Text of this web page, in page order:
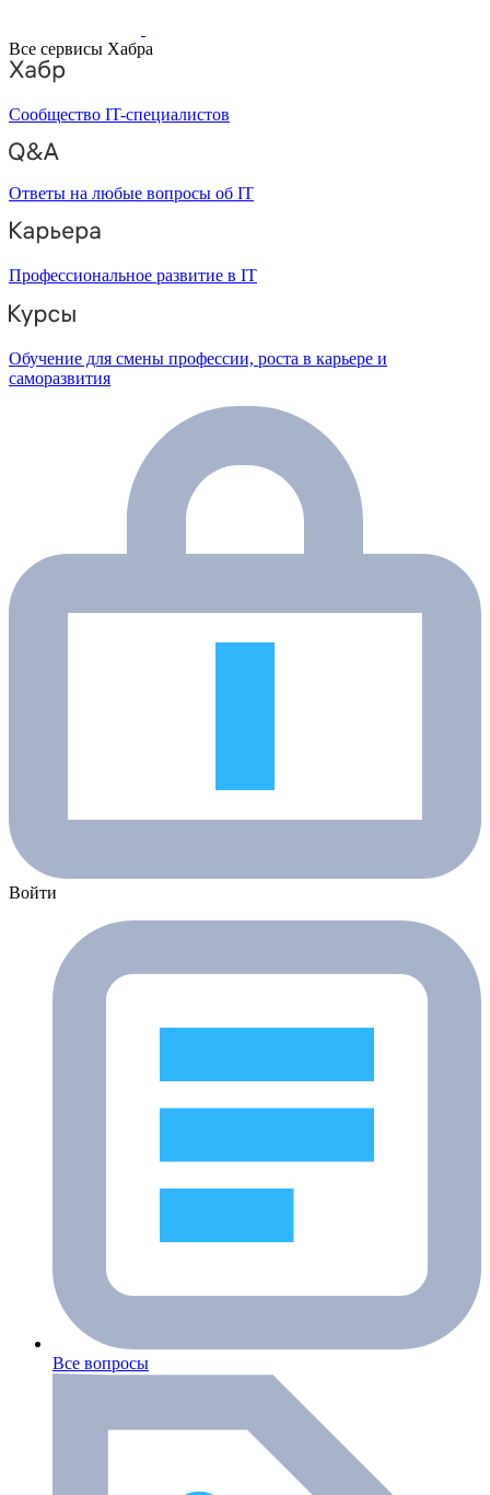
Все сервисы Хабра
Сообщество IT-специалистов
Ответы на любые вопросы об IT
Профессиональное развитие в IT
Обучение для смены профессии, роста в карьере и
саморазвития
Войти
Все вопросы